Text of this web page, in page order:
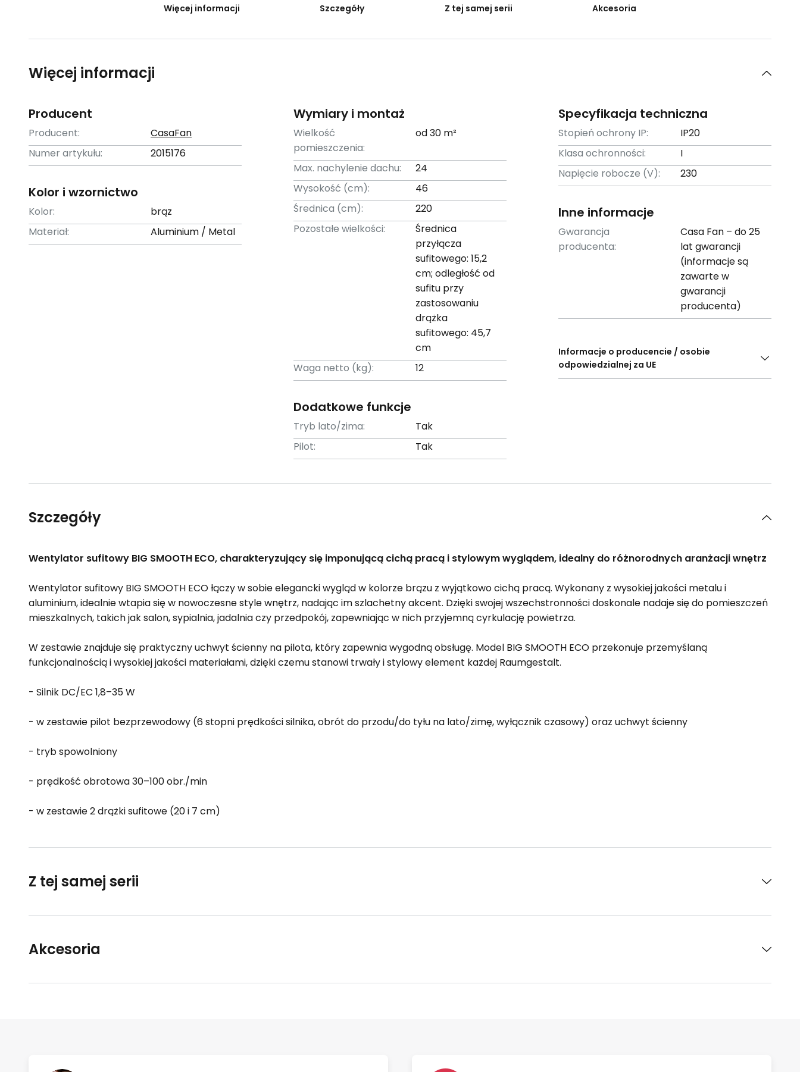
Więcej informacji Szczegóły Z tej samej serii Akcesoria
Więcej informacji
Producent
Producent:
CasaFan
Numer artykułu:
2015176
Kolor i wzornictwo
Kolor:
brąz
Materiał:
Aluminium / Metal
Wymiary i montaż
Wielkość
pomieszczenia:
od 30 m²
Max. nachylenie dachu:
24
Wysokość (cm):
46
Średnica (cm):
220
Pozostałe wielkości:
Średnica
przyłącza
sufitowego: 15,2
cm; odległość od
sufitu przy
zastosowaniu
drążka
sufitowego: 45,7
cm
Waga netto (kg):
12
Dodatkowe funkcje
Tryb lato/zima:
Tak
Pilot:
Tak
Specyfikacja techniczna
Stopień ochrony IP:
IP20
Klasa ochronności:
I
Napięcie robocze (V):
230
Inne informacje
Gwarancja
producenta:
Casa Fan – do 25
lat gwarancji
(informacje są
zawarte w
gwarancji
producenta)
Informacje o producencie / osobie
odpowiedzialnej za UE
Szczegóły
Wentylator sufitowy BIG SMOOTH ECO, charakteryzujący się imponującą cichą pracą i stylowym wyglądem, idealny do różnorodnych aranżacji wnętrz
Wentylator sufitowy BIG SMOOTH ECO łączy w sobie elegancki wygląd w kolorze brązu z wyjątkowo cichą pracą. Wykonany z wysokiej jakości metalu i
aluminium, idealnie wtapia się w nowoczesne style wnętrz, nadając im szlachetny akcent. Dzięki swojej wszechstronności doskonale nadaje się do pomieszczeń
mieszkalnych, takich jak salon, sypialnia, jadalnia czy przedpokój, zapewniając w nich przyjemną cyrkulację powietrza.
W zestawie znajduje się praktyczny uchwyt ścienny na pilota, który zapewnia wygodną obsługę. Model BIG SMOOTH ECO przekonuje przemyślaną
funkcjonalnością i wysokiej jakości materiałami, dzięki czemu stanowi trwały i stylowy element każdej Raumgestalt.
- Silnik DC/EC 1,8–35 W
- w zestawie pilot bezprzewodowy (6 stopni prędkości silnika, obrót do przodu/do tyłu na lato/zimę, wyłącznik czasowy) oraz uchwyt ścienny
- tryb spowolniony
- prędkość obrotowa 30–100 obr./min
- w zestawie 2 drążki sufitowe (20 i 7 cm)
Z tej samej serii
Akcesoria